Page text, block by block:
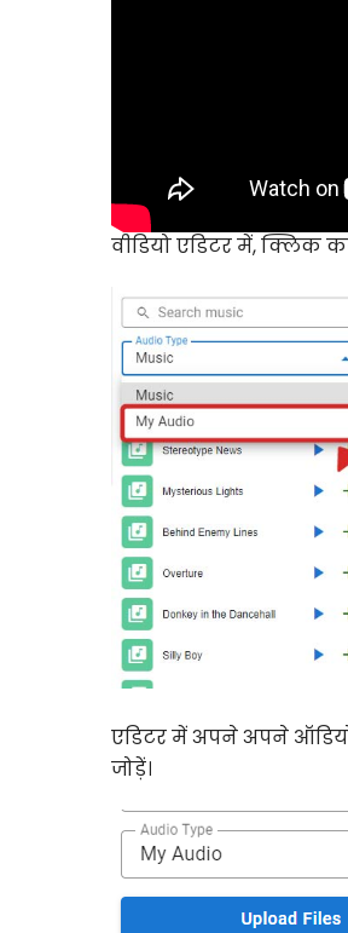
वीडियो एडिटर में, क्लिक
एडिटर में अपने अपने
जोड़ें।